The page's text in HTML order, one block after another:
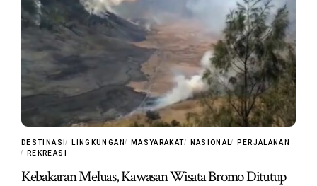
DESTINASI LINGKUNGAN MASYARAKAT NASIONAL
PERJALANAN
REKREASI
Kebakaran Meluas, Kawasan Wisata Bromo Ditutup